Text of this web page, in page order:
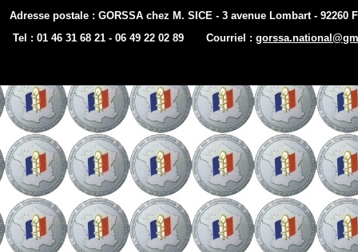
Adresse postale : GORSSA chez M. SICE - 3 avenue Lombart - 92260
Tel : 01 46 31 68 21 - 06 49 22 02 89 Courriel :